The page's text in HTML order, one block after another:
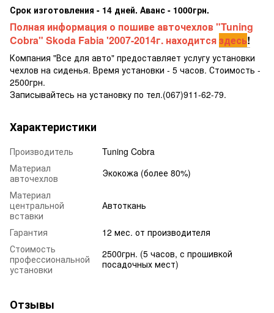
Срок изготовления - 14 дней. Аванс - 1000грн.
Полная информация о пошиве авточехлов "Tuning
Cobra" Skoda Fabia '2007-2014г. находитсяздесь!
Компания "Все для авто" предоставляет услугу установки
чехлов на сиденья. Время установки - 5 часов. Стоимость -
2500грн.
Записывайтесь на установку по тел.(067)911-62-79.
Характеристики
Производитель
Tuning Cobra
Материал
авточехлов
Экокожа (более 80%)
Материал
центральной
вставки
Автоткань
Гарантия
12 мес. от производителя
Стоимость
профессиональной
установки
2500грн. (5 часов, с прошивкой
посадочных мест)
Отзывы